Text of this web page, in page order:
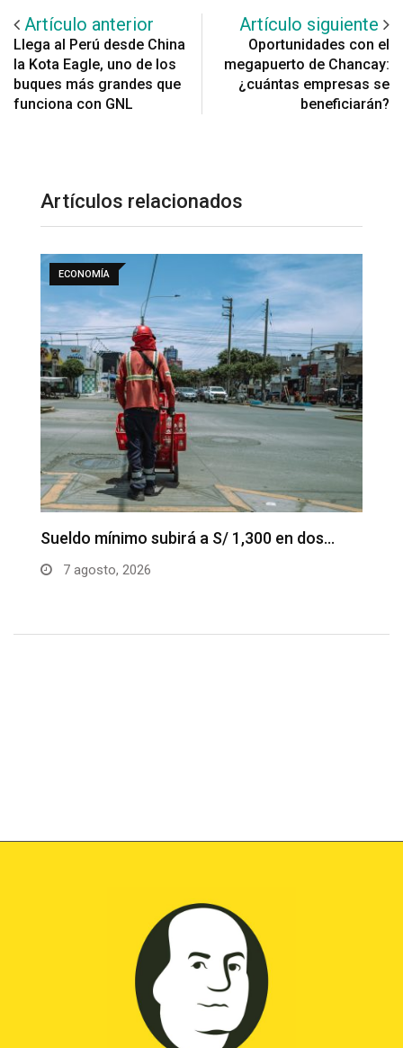
Artículo anterior
Llega al Perú desde China
la Kota Eagle, uno de los
buques más grandes que
funciona con GNL
Artículo siguiente
Oportunidades con el
megapuerto de Chancay:
¿cuántas empresas se
beneficiarán?
Artículos relacionados
ECONOMÍA
Sueldo mínimo subirá a S/ 1,300 en dos…
7 agosto, 2026